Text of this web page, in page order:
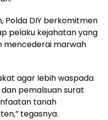
Polda DIY berkomitmen
pelaku kejahatan yang
mencederai marwah
agar lebih waspada
pemalsuan surat
tanah
tegasnya.